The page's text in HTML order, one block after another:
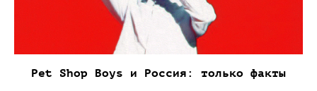
Pet Shop Boys и Россия: только факты